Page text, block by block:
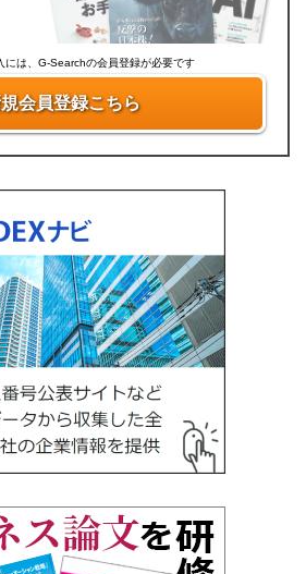
には、G-Searchの会員登録が必要です
会員登録こちら